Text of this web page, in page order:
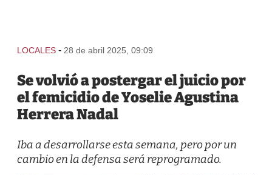
LOCALES - 28 de abril 2025, 09:09
Se volvió a postergar el juicio por
el femicidio de Yoselie Agustina
Herrera Nadal
Iba a desarrollarse esta semana, pero por un
cambio en la defensa será reprogramado.